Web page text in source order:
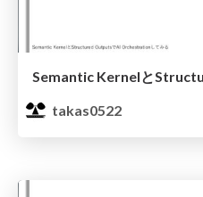
takas0522